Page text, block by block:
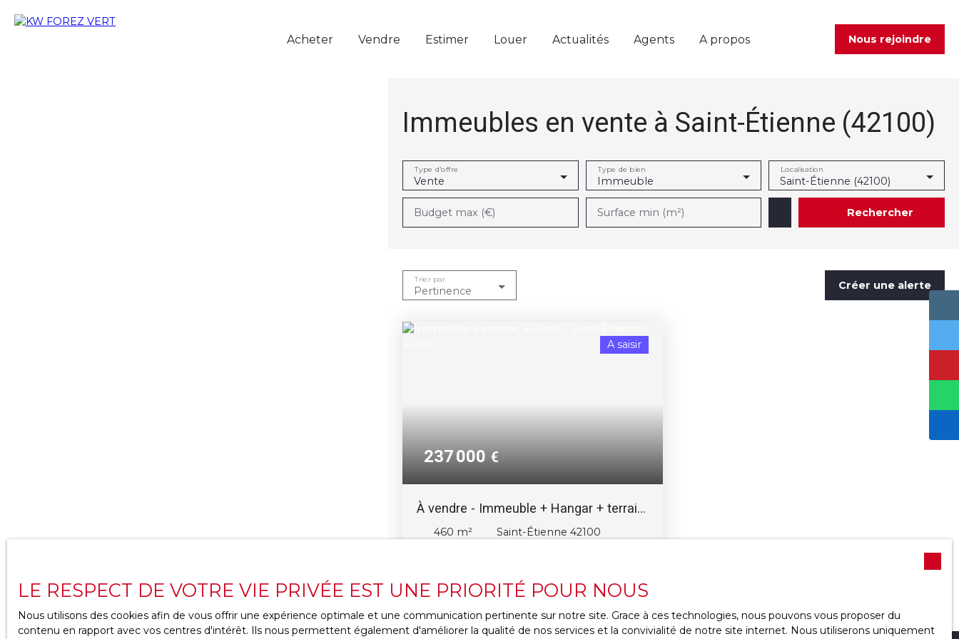
Acheter Vendre Estimer Louer Actualités Agents A propos Nous rejoindre
Immeubles en vente à Saint-Étienne (42100)
Vente
Type d'offre
Immeuble
Type de bien
Saint-Étienne (42100)
Localisation
Budget max (€) Surface min (m²) Rechercher
Pertinence
Trier par Créer une alerte
237 000€
A saisir
À vendre - Immeuble + Hangar + terrain
à SAINT ETIENNE
460 m²
Saint-Étienne 42100
R+2 en plateaux (3 Niveaux) Terrain attenant
environnement calme Proximité immédiate
avec l'Université Tréfilerie Transports en
LE RESPECT DE VOTRE VIE PRIVÉE EST UNE PRIORITÉ POUR NOUS
Nous utilisons des cookies afin de vous offrir une expérience optimale et une communication pertinente sur notre site. Grace à ces technologies, nous pouvons vous proposer du
contenu en rapport avec vos centres d'intérêt. Ils nous permettent également d'améliorer la qualité de nos services et la convivialité de notre site internet. Nous utiliserons uniquement